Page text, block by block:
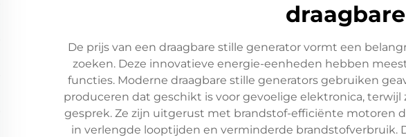
De prijs van een draagbare stille generator vormt een
zoeken. Deze innovatieve energie-eenheden hebben
functies. Moderne draagbare stille generators gebruiken
produceren dat geschikt is voor gevoelige elektronica,
gesprek. Ze zijn uitgerust met brandstof-efficiënte motoren
in verlengde looptijden en verminderde brandstofverbruik.